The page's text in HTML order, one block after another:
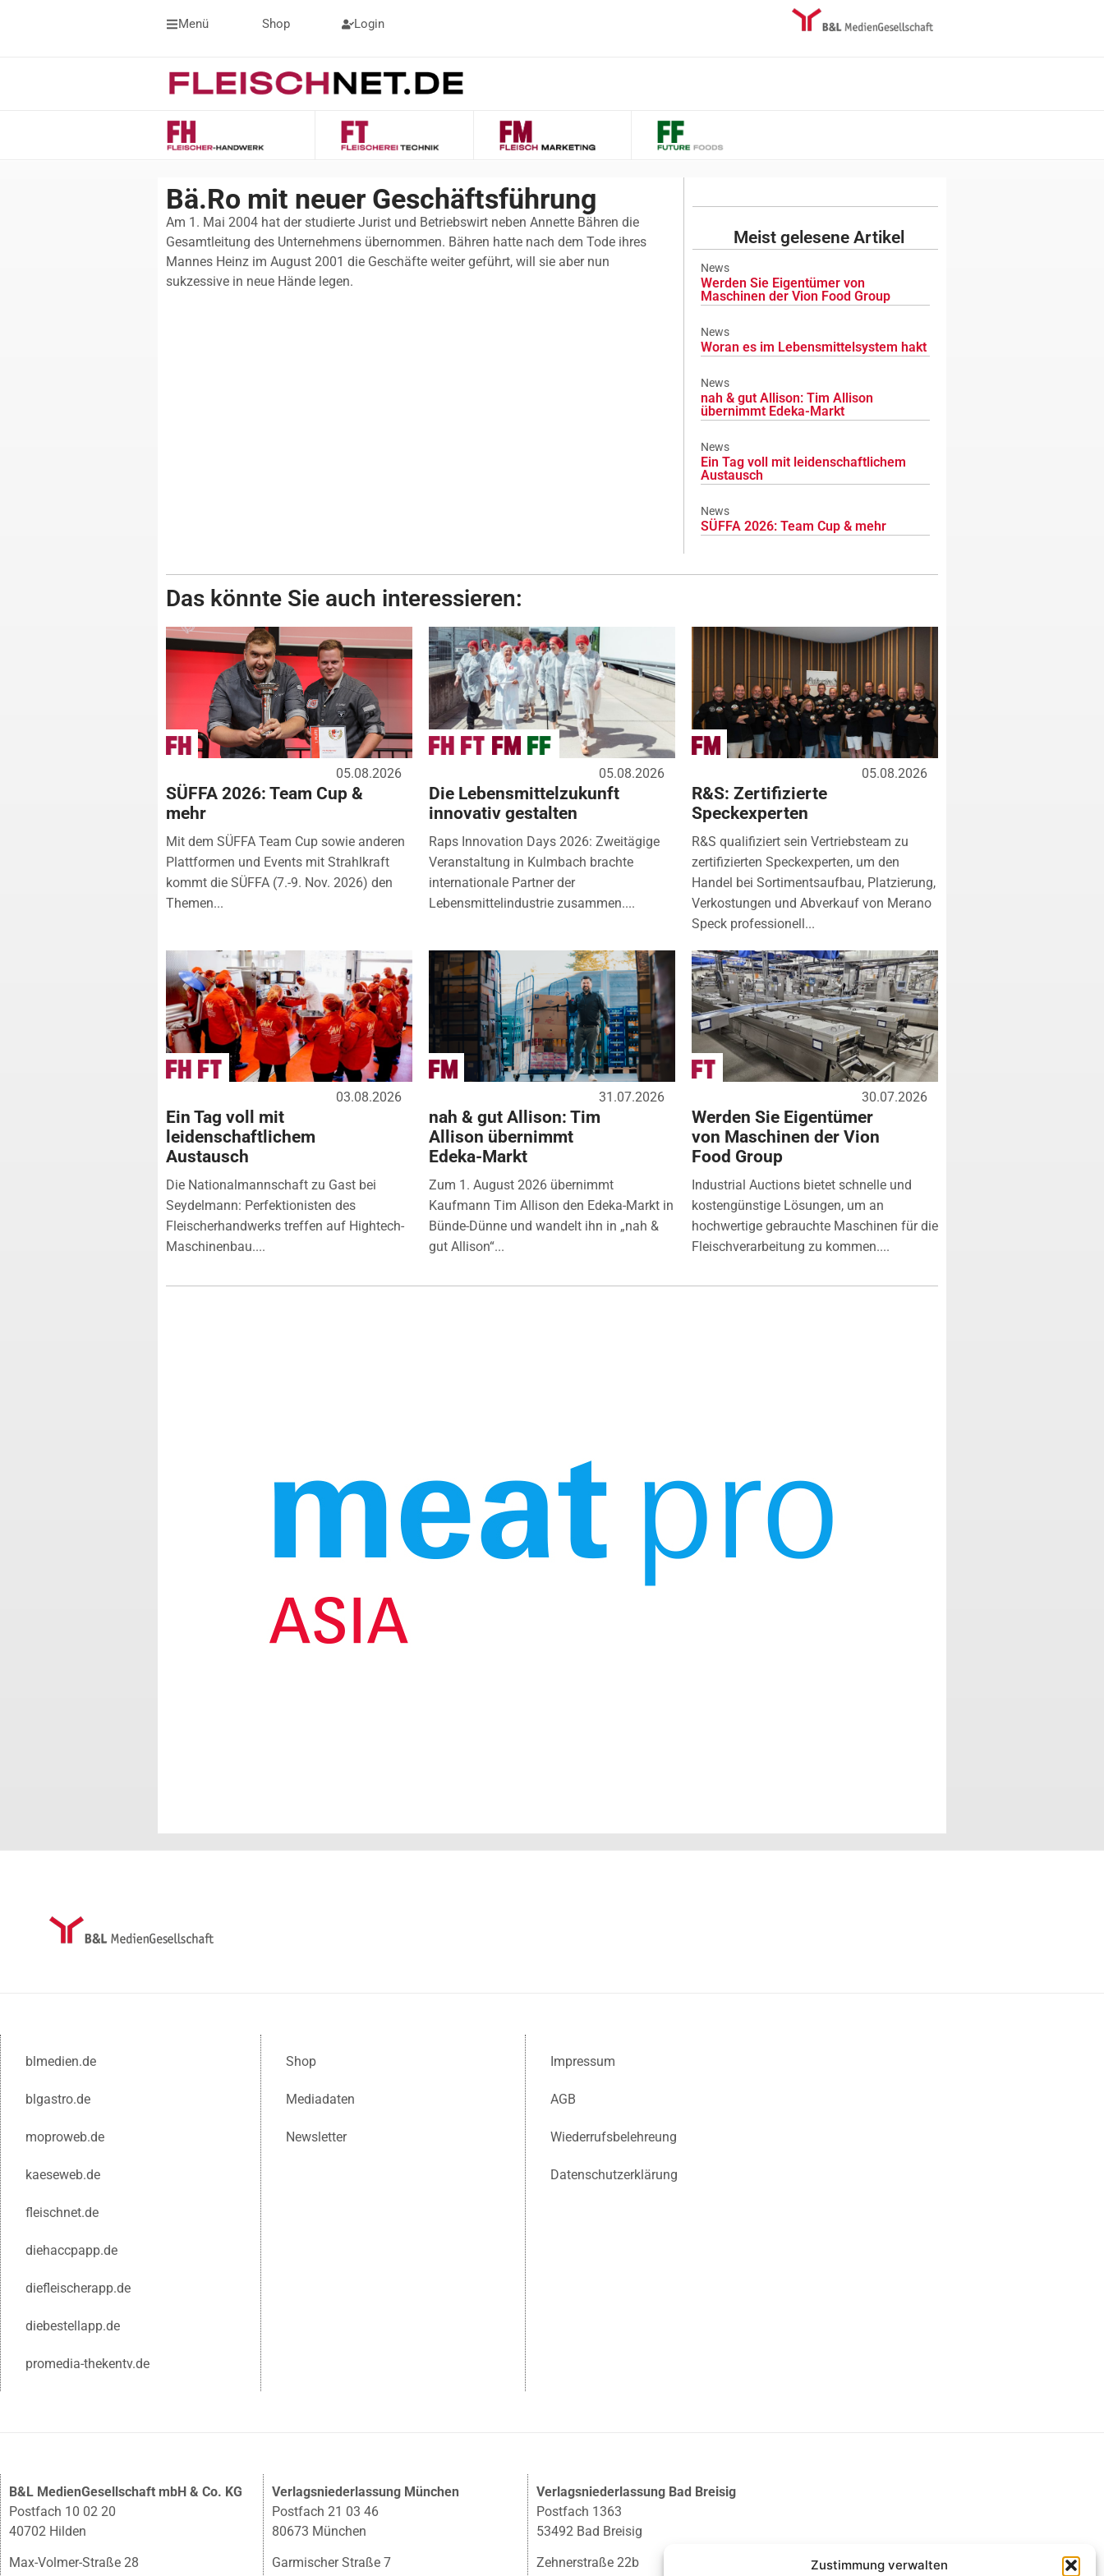
Zustimmung verwalten
Menü Shop Login
Bä.Ro mit neuer Geschäftsführung
Am 1. Mai 2004 hat der studierte Jurist und Betriebswirt neben Annette Bähren die
Gesamtleitung des Unternehmens übernommen. Bähren hatte nach dem Tode ihres
Mannes Heinz im August 2001 die Geschäfte weiter geführt, will sie aber nun
sukzessive in neue Hände legen.
Meist gelesene Artikel
News
Werden Sie Eigentümer von
Maschinen der Vion Food Group
News
Woran es im Lebensmittelsystem hakt
News
nah & gut Allison: Tim Allison
übernimmt Edeka-Markt
News
Ein Tag voll mit leidenschaftlichem
Austausch
News
SÜFFA 2026: Team Cup & mehr
Das könnte Sie auch interessieren:
05.08.2026
SÜFFA 2026: Team Cup &
mehr
Mit dem SÜFFA Team Cup sowie anderen
Plattformen und Events mit Strahlkraft
kommt die SÜFFA (7.-9. Nov. 2026) den
Themen...
05.08.2026
Die Lebensmittelzukunft
innovativ gestalten
Raps Innovation Days 2026: Zweitägige
Veranstaltung in Kulmbach brachte
internationale Partner der
Lebensmittelindustrie zusammen....
05.08.2026
R&S: Zertifizierte
Speckexperten
R&S qualifiziert sein Vertriebsteam zu
zertifizierten Speckexperten, um den
Handel bei Sortimentsaufbau, Platzierung,
Verkostungen und Abverkauf von Merano
Speck professionell...
03.08.2026
Ein Tag voll mit
leidenschaftlichem
Austausch
Die Nationalmannschaft zu Gast bei
Seydelmann: Perfektionisten des
Fleischerhandwerks treffen auf Hightech-
Maschinenbau....
31.07.2026
nah & gut Allison: Tim
Allison übernimmt
Edeka-Markt
Zum 1. August 2026 übernimmt
Kaufmann Tim Allison den Edeka-Markt in
Bünde-Dünne und wandelt ihn in „nah &
gut Allison“...
30.07.2026
Werden Sie Eigentümer
von Maschinen der Vion
Food Group
Industrial Auctions bietet schnelle und
kostengünstige Lösungen, um an
hochwertige gebrauchte Maschinen für die
Fleischverarbeitung zu kommen....
blmedien.de
blgastro.de
moproweb.de
kaeseweb.de
fleischnet.de
diehaccpapp.de
diefleischerapp.de
diebestellapp.de
promedia-thekentv.de
Shop
Mediadaten
Newsletter
Impressum
AGB
Wiederrufsbelehreung
Datenschutzerklärung
B&L MedienGesellschaft mbH & Co. KG
Postfach 10 02 20
40702 Hilden
Max-Volmer-Straße 28
Verlagsniederlassung München
Postfach 21 03 46
80673 München
Garmischer Straße 7
Verlagsniederlassung Bad Breisig
Postfach 1363
53492 Bad Breisig
Zehnerstraße 22b